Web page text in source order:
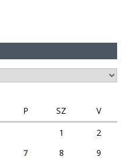
P SZ
V
1
2
7 8
9